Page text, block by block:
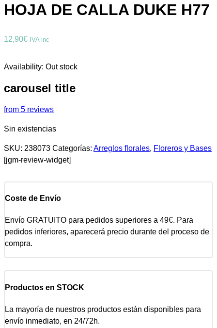
HOJA DE CALLA DUKE H77
12,90€ IVA inc
Availability: Out stock
carousel title
from 5 reviews
Sin existencias
SKU: 238073 Categorías: Arreglos florales, Floreros y Bases
[jgm-review-widget]
Coste de Envío
Envío GRATUITO para pedidos superiores a 49€. Para
pedidos inferiores, aparecerá precio durante del proceso de
compra.
Productos en STOCK
La mayoría de nuestros productos están disponibles para
envío inmediato, en 24/72h.